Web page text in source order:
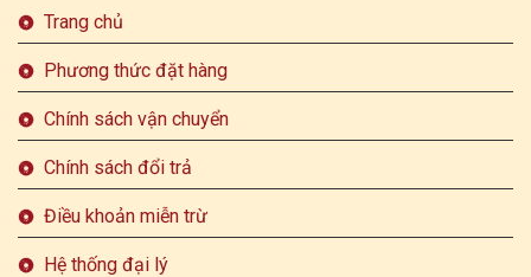
Trang chủ
Phương thức đặt hàng
Chính sách vận chuyển
Chính sách đổi trả
Điều khoản miễn trừ
Hệ thống đại lý